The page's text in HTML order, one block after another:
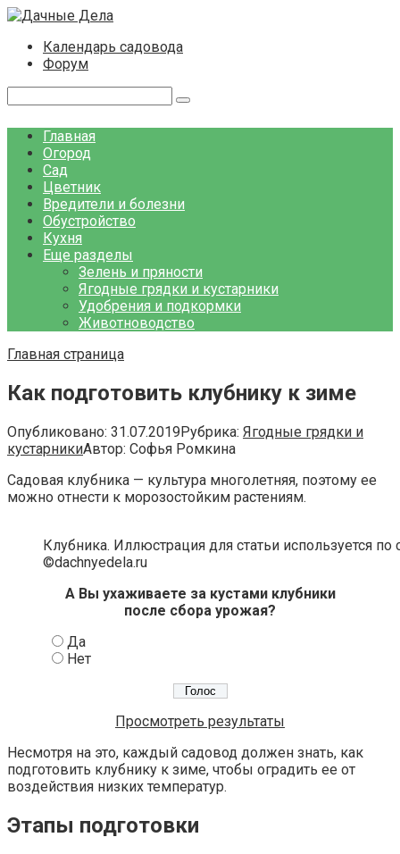
Перейти
контентуКалендарь садовода
Форум
Главная
Огород
Сад
Цветник
Вредители и болезни
Обустройство
Кухня
Еще разделы
Зелень и пряности
Ягодные грядки и кустарники
Удобрения и подкормки
Животноводство
Главная страница
Как подготовить клубнику к зиме
Опубликовано: 31.07.2019Рубрика: Ягодные грядки и
кустарникиАвтор: Софья Ромкина
Садовая клубника — культура многолетняя, поэтому ее
можно отнести к морозостойким растениям.
Клубника. Иллюстрация для статьи используется по
©dachnyedela.ru
А Вы ухаживаете за кустами клубники
после сбора урожая?
Да
Нет
Просмотреть результаты
Несмотря на это, каждый садовод должен знать, как
подготовить клубнику к зиме, чтобы оградить ее от
воздействия низких температур.
Этапы подготовки